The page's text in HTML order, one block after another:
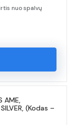
nuo spalvų
AME,
(Kodas –